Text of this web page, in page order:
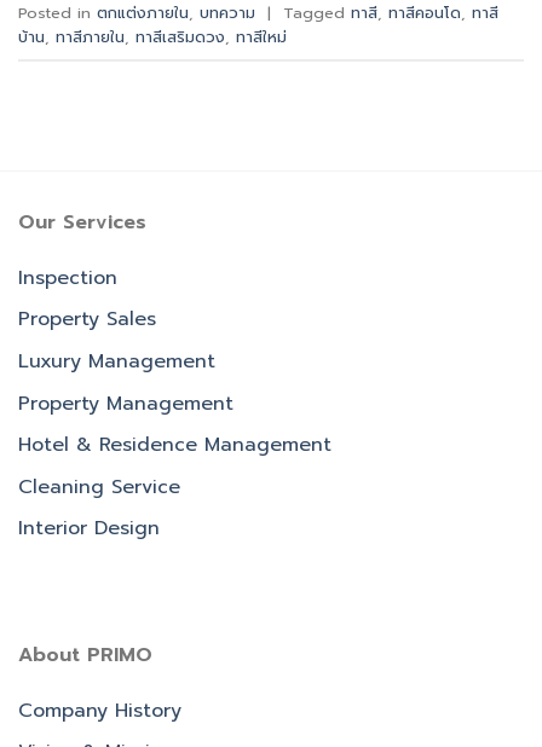
Posted in ตกแต่งภายใน, บทความ | Tagged ทาสี, ทาสีคอนโด, ทาสี
บ้าน, ทาสีภายใน, ทาสีเสริมดวง, ทาสีใหม่
Our Services
Inspection
Property Sales
Luxury Management
Property Management
Hotel & Residence Management
Cleaning Service
Interior Design
About PRIMO
Company History